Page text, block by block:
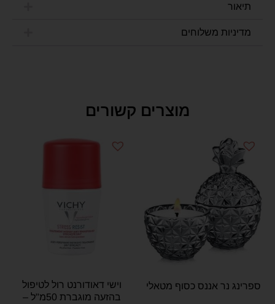
תיאור
מדיניות משלוחים
מוצרים קשורים
ספרינג נר אננס כסוף מטאלי
וישי דאודורנט רול לטיפול
בהזעה מוגברת 50מ"ל –